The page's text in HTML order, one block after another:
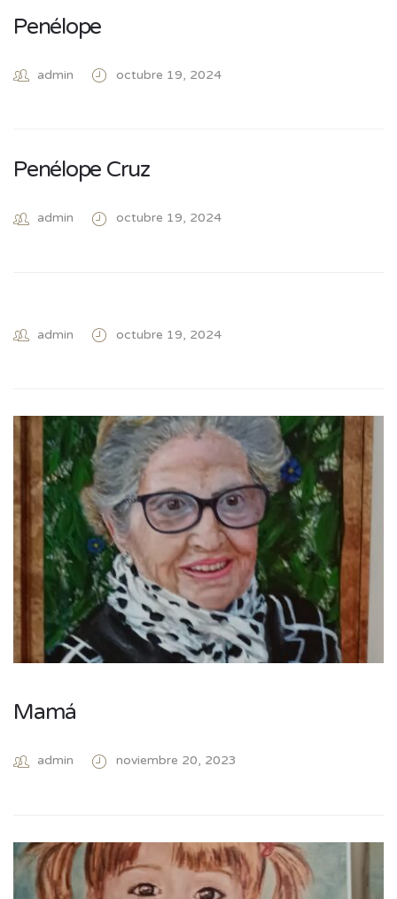
Penélope
admin octubre 19, 2024
Penélope Cruz
admin octubre 19, 2024
admin octubre 19, 2024
Mamá
admin noviembre 20, 2023